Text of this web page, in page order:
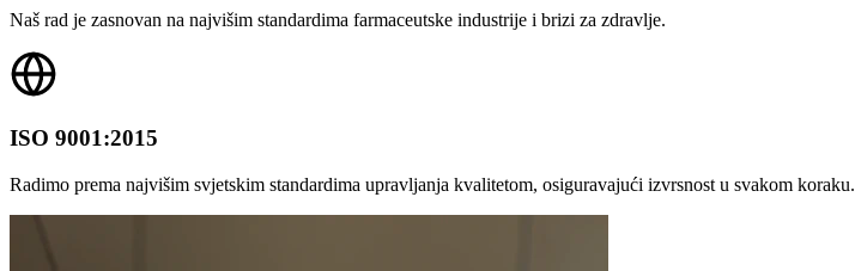
Naš rad je zasnovan na najvišim standardima farmaceutske industrije i brizi za zdravlje.
ISO 9001:2015
Radimo prema najvišim svjetskim standardima upravljanja kvalitetom, osiguravajući izvrsnost u svakom koraku.